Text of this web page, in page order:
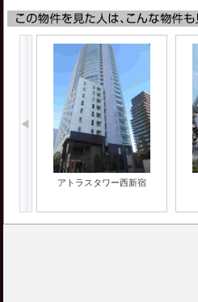
アトラスタワー西新宿